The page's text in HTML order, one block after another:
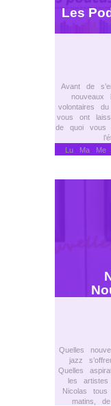
Les
Avant de
nouveaux
volontaires
vous ont
de quoi vous
Lu Ma Me
Quelles
jazz
Quelles
les
Nicolas
matins,